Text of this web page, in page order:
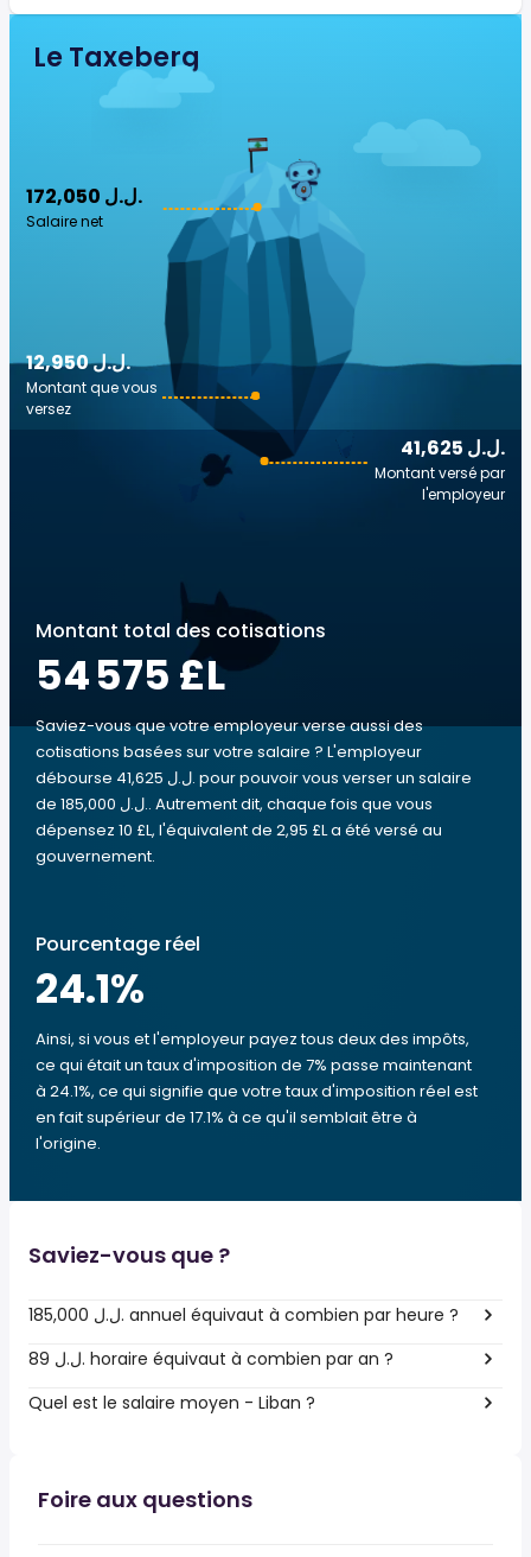
Le Taxeberg
172,050 ل.ل.‎
Salaire net
41,625 ل.ل.‎
Montant versé par
l'employeur
12,950 ل.ل.‎
Montant que vous
versez
Montant total des cotisations
54 575 £L
Saviez-vous que votre employeur verse aussi des
cotisations basées sur votre salaire ? L'employeur
débourse 41,625 ل.ل.‎ pour pouvoir vous verser un salaire
de 185,000 ل.ل.‎. Autrement dit, chaque fois que vous
dépensez 10 £L, l'équivalent de 2,95 £L a été versé au
gouvernement.
Pourcentage réel
24.1%
Ainsi, si vous et l'employeur payez tous deux des impôts,
ce qui était un taux d'imposition de 7% passe maintenant
à 24.1%, ce qui signifie que votre taux d'imposition réel est
en fait supérieur de 17.1% à ce qu'il semblait être à
l'origine.
Saviez-vous que ?
185,000 ل.ل.‎ annuel équivaut à combien par heure ?
89 ل.ل.‎ horaire équivaut à combien par an ?
Quel est le salaire moyen - Liban ?
Foire aux questions